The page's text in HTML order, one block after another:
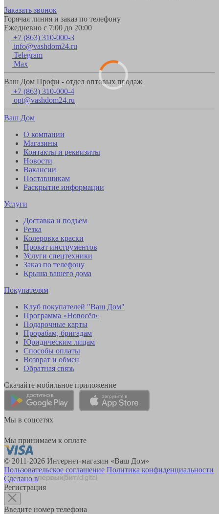
Заказать звонок
Горячая линия и заказ по телефону
Ежедневно с 7:00 до 20:00
+7 (863) 310-000-3
info@vashdom24.ru
Telegram
Max
Ваш Дом Профи - отдел оптовых продаж
+7 (863) 310-000-4
opt@vashdom24.ru
Ваш Дом
О компании
Магазины
Контакты и реквизиты
Новости
Вакансии
Поставщикам
Раскрытие информации
Услуги
Доставка и подъем
Резка
Колеровка краски
Прокат инструментов
Услуги спецтехники
Заказ по телефону
Крыша вашего дома
Покупателям
Клуб покупателей "Ваш Дом"
Программа «Новосёл»
Подарочные карты
Прорабам, бригадам
Юридическим лицам
Способы оплаты
Возврат и обмен
Обратная связь
Скачайте мобильное приложение
Мы в соцсетях
Мы принимаем к оплате
© 2011-2026 Интернет-магазин «Ваш Дом»
Пользовательское соглашение Политика конфиденциальности
Сделано в
Регистрация
Введите номер телефона